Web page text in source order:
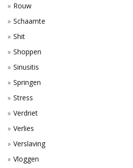
Rouw
Schaamte
Shit
Shoppen
Sinusitis
Springen
Stress
Verdriet
Verlies
Verslaving
Vloggen